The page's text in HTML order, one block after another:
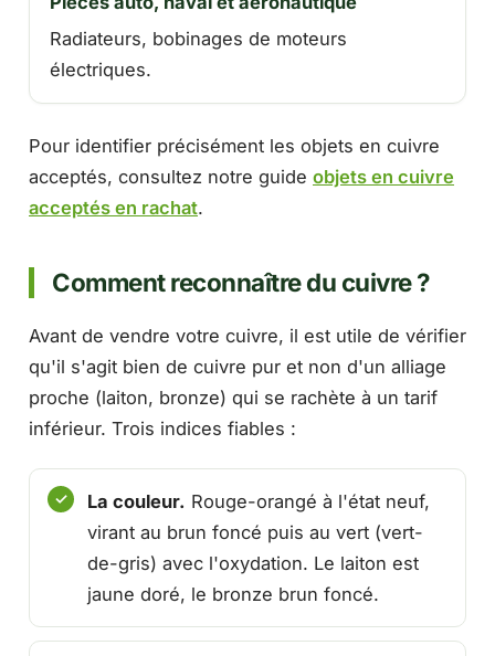
Radiateurs, bobinages de moteurs
électriques.
Pour identifier précisément les objets en cuivre
acceptés, consultez notre guide objets en cuivre
acceptés en rachat.
Comment reconnaître du cuivre ?
Avant de vendre votre cuivre, il est utile de vérifier
qu'il s'agit bien de cuivre pur et non d'un alliage
proche (laiton, bronze) qui se rachète à un tarif
inférieur. Trois indices fiables :
La couleur. Rouge-orangé à l'état neuf,
virant au brun foncé puis au vert (vert-
de-gris) avec l'oxydation. Le laiton est
jaune doré, le bronze brun foncé.